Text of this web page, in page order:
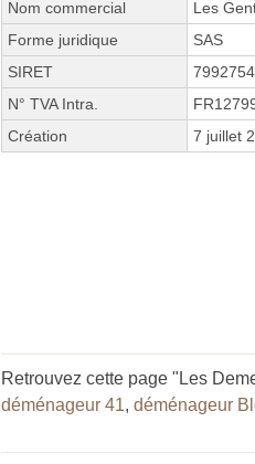
Nom commercial
Les
Forme juridique
SAS
SIRET
N° TVA Intra.
Création
7 juillet
Retrouvez cette page "Les
déménageur 41, déménageur